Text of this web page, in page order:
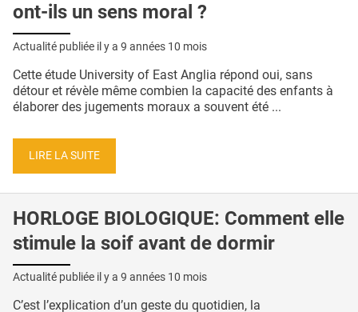
ont-ils un sens moral ?
Actualité publiée il y a 9 années 10 mois
Cette étude University of East Anglia répond oui, sans
détour et révèle même combien la capacité des enfants à
élaborer des jugements moraux a souvent été ...
LIRE LA SUITE
HORLOGE BIOLOGIQUE: Comment elle
stimule la soif avant de dormir
Actualité publiée il y a 9 années 10 mois
C’est l’explication d’un geste du quotidien, la